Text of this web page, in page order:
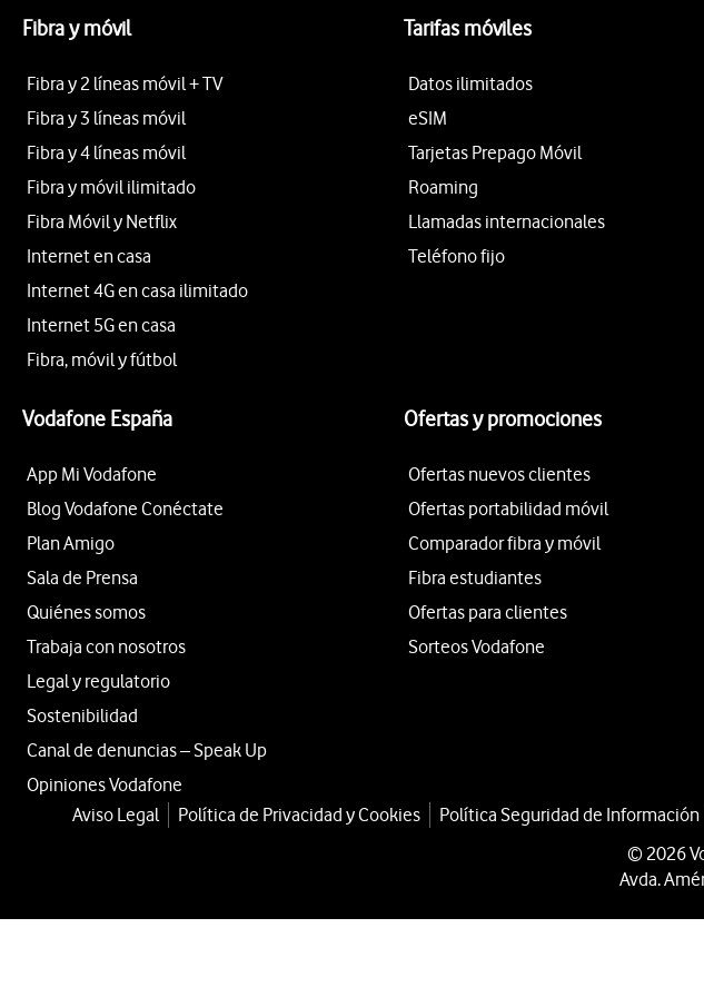
Fibra y móvil
Fibra y 2 líneas móvil + TV
Fibra y 3 líneas móvil
Fibra y 4 líneas móvil
Fibra y móvil ilimitado
Fibra Móvil y Netflix
Internet en casa
Internet 4G en casa ilimitado
Internet 5G en casa
Fibra, móvil y fútbol
Tarifas móviles
Datos ilimitados
eSIM
Tarjetas Prepago Móvil
Roaming
Llamadas internacionales
Teléfono fijo
Vodafone España
App Mi Vodafone
Blog Vodafone Conéctate
Plan Amigo
Sala de Prensa
Quiénes somos
Trabaja con nosotros
Legal y regulatorio
Sostenibilidad
Canal de denuncias – Speak Up
Opiniones Vodafone
Ofertas y promociones
Ofertas nuevos clientes
Ofertas portabilidad móvil
Comparador fibra y móvil
Fibra estudiantes
Ofertas para clientes
Sorteos Vodafone
Aviso Legal Política de Privacidad y Cookies Política Seguridad de Información
© 2026
Avda.